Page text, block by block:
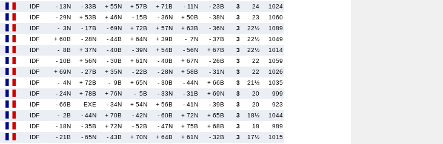
IDF - 13N - 33B + 55N + 57B + 71B - 11N - 23B 3 24
1024
IDF - 29N + 53B + 46N - 15B - 36N + 50B - 38N 3 23
1060
IDF - 3N - 17B - 69N + 72B + 57N + 63B - 36N 3 22½
1089
IDF + 60B - 28N - 44B + 64N + 39B - 7N - 37B 3 22½
1049
IDF - 8B + 37N - 40B - 39N + 54B - 56N + 67B 3 22½
1014
IDF - 10B + 56N - 30B + 61N - 40B + 67N - 26B 3 22
1059
IDF + 69N - 27B + 35N - 22B - 28N + 58B - 31N 3 22
1026
IDF - 4N + 72B - 9B + 65N - 30B - 44N + 66B 3 21½
1035
IDF - 24N + 78B + 76N - 5B - 33N - 31B + 69N 3 20
999
IDF - 66B EXE - 34N + 54N + 56B - 41N - 39B 3 20
923
IDF - 2B - 44N + 70B - 42N - 60B + 72N + 65B 3 18½
1044
IDF - 18N - 35B + 72N - 52B - 47N + 75B + 68B 3 18
989
IDF - 21B - 65N - 43B + 70N + 64B + 61N - 32B 3 17½
1015